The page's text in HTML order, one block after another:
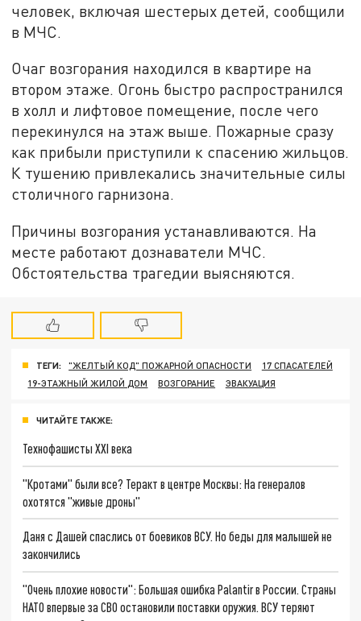
человек, включая шестерых детей, сообщили
в МЧС.
Очаг возгорания находился в квартире на
втором этаже. Огонь быстро распространился
в холл и лифтовое помещение, после чего
перекинулся на этаж выше. Пожарные сразу
как прибыли приступили к спасению жильцов.
К тушению привлекались значительные силы
столичного гарнизона.
Причины возгорания устанавливаются. На
месте работают дознаватели МЧС.
Обстоятельства трагедии выясняются.
ТЕГИ: "ЖЕЛТЫЙ КОД" ПОЖАРНОЙ ОПАСНОСТИ
17 СПАСАТЕЛЕЙ
19-ЭТАЖНЫЙ ЖИЛОЙ ДОМ
ВОЗГОРАНИЕ ЭВАКУАЦИЯ
ЧИТАЙТЕ ТАКЖЕ:
Технофашисты XXI века
"Кротами" были все? Теракт в центре Москвы: На генералов
охотятся "живые дроны"
Даня с Дашей спаслись от боевиков ВСУ. Но беды для малышей не
закончились
"Очень плохие новости": Большая ошибка Palantir в России. Страны
НАТО впервые за СВО остановили поставки оружия. ВСУ теряют